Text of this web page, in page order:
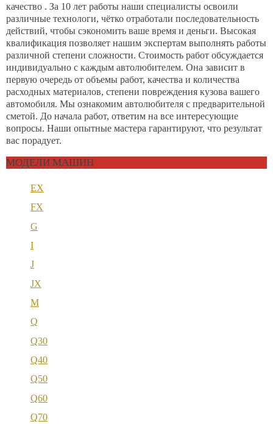
качество . За 10 лет работы наши специалисты освоили
различные технологи, чётко отработали последовательность
действий, чтобы сэкономить ваше время и деньги. Высокая
квалификация позволяет нашим экспертам выполнять работы
различной степени сложности. Стоимость работ обсуждается
индивидуально с каждым автолюбителем. Она зависит в
первую очередь от объемы работ, качества и количества
расходных материалов, степени повреждения кузова вашего
автомобиля. Мы ознакомим автолюбителя с предварительной
сметой. До начала работ, ответим на все интересующие
вопросы. Наши опытные мастера гарантируют, что результат
вас порадует.
МОДЕЛИ МАШИН
EX
FX
G
I
J
JX
M
Q
Q30
Q40
Q50
Q60
Q70